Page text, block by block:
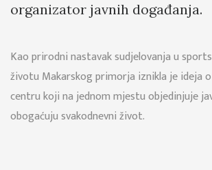
organizator javnih događanja.
Kao prirodni nastavak sudjelovanja u
životu Makarskog primorja iznikla je ideja
centru koji na jednom mjestu objedinjuje
obogaćuju svakodnevni život.